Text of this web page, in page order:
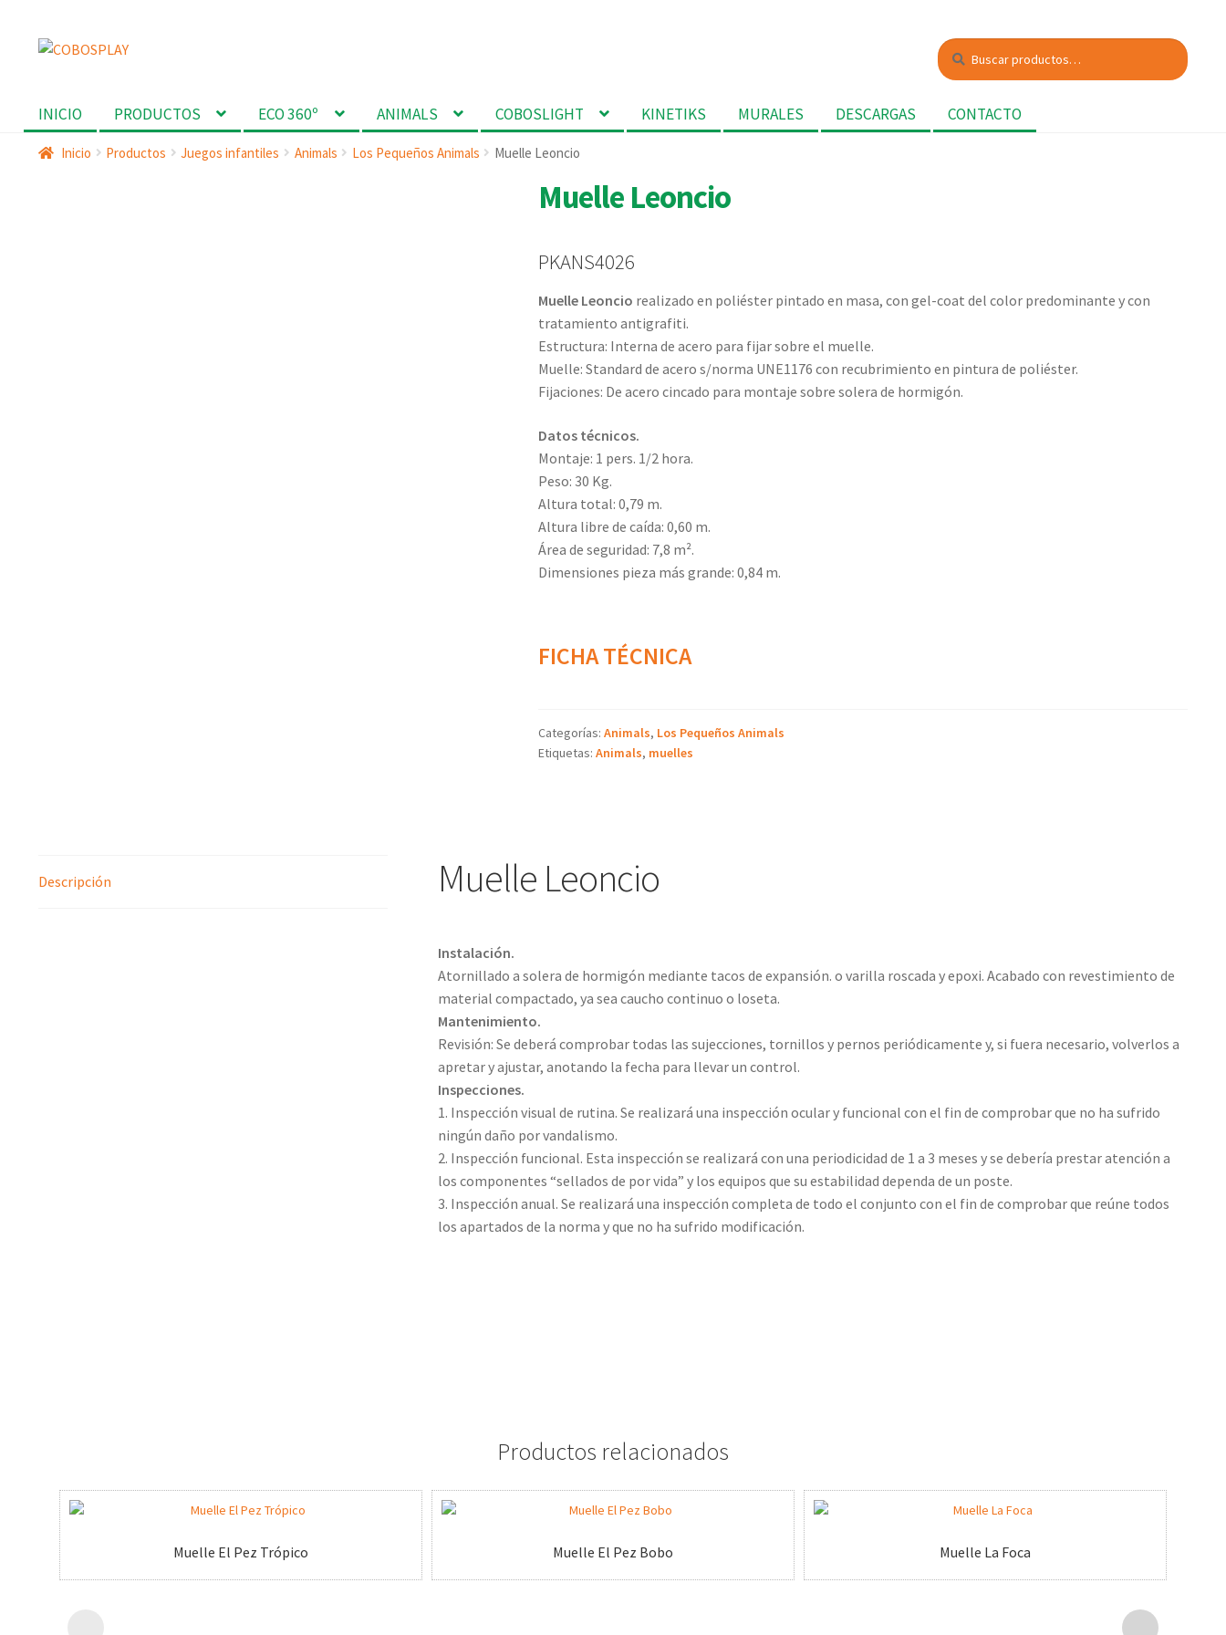
Ir
navegación
Ir
Buscar
por:
Buscar
INICIO PRODUCTOS ECO 360º ANIMALS COBOSLIGHT KINETIKS MURALES DESCARGAS CONTACTO
Inicio Productos Juegos infantiles Animals Los Pequeños Animals Muelle Leoncio
Muelle Leoncio
PKANS4026
Muelle Leoncio realizado en poliéster pintado en masa, con gel-coat del color predominante y con
tratamiento antigrafiti.
Estructura: Interna de acero para fijar sobre el muelle.
Muelle: Standard de acero s/norma UNE1176 con recubrimiento en pintura de poliéster.
Fijaciones: De acero cincado para montaje sobre solera de hormigón.
Datos técnicos.
Montaje: 1 pers. 1/2 hora.
Peso: 30 Kg.
Altura total: 0,79 m.
Altura libre de caída: 0,60 m.
Área de seguridad: 7,8 m².
Dimensiones pieza más grande: 0,84 m.
FICHA TÉCNICA
Categorías: Animals, Los Pequeños Animals
Etiquetas: Animals, muelles
Descripción Muelle Leoncio
Instalación.
Atornillado a solera de hormigón mediante tacos de expansión. o varilla roscada y epoxi. Acabado con revestimiento de
material compactado, ya sea caucho continuo o loseta.
Mantenimiento.
Revisión: Se deberá comprobar todas las sujecciones, tornillos y pernos periódicamente y, si fuera necesario, volverlos a
apretar y ajustar, anotando la fecha para llevar un control.
Inspecciones.
1. Inspección visual de rutina. Se realizará una inspección ocular y funcional con el fin de comprobar que no ha sufrido
ningún daño por vandalismo.
2. Inspección funcional. Esta inspección se realizará con una periodicidad de 1 a 3 meses y se debería prestar atención a
los componentes “sellados de por vida” y los equipos que su estabilidad dependa de un poste.
3. Inspección anual. Se realizará una inspección completa de todo el conjunto con el fin de comprobar que reúne todos
los apartados de la norma y que no ha sufrido modificación.
Productos relacionados
Muelle El Pez Trópico Muelle El Pez Bobo Muelle La Foca